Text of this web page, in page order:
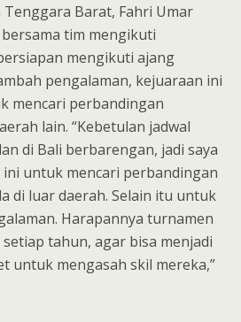
Barat, Fahri Umar
tim mengikuti
mengikuti ajang
pengalaman, kejuaraan ini
mencari perbandingan
lain. “Kebetulan jadwal
di Bali berbarengan, jadi saya
untuk mencari perbandingan
di luar daerah. Selain itu untuk
Harapannya turnamen
tahun, agar bisa menjadi
untuk mengasah skil mereka,”